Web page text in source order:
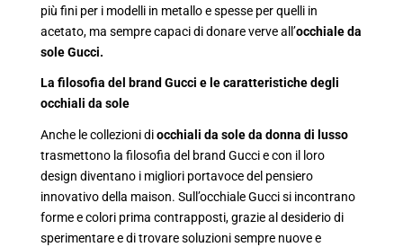
più fini per i modelli in metallo e spesse per quelli in
acetato, ma sempre capaci di donare verve all’occhiale da
sole Gucci.
La filosofia del brand Gucci e le caratteristiche degli
occhiali da sole
Anche le collezioni diocchiali da sole da donna di lusso
trasmettono la filosofia del brand Gucci e con il loro
design diventano i migliori portavoce del pensiero
innovativo della maison. Sull’occhiale Gucci si incontrano
forme e colori prima contrapposti, grazie al desiderio di
sperimentare e di trovare soluzioni sempre nuove e